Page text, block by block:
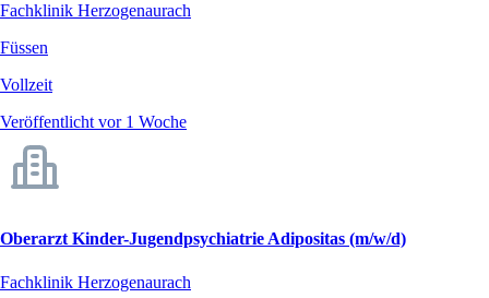
Fachklinik Herzogenaurach
Füssen
Vollzeit
Veröffentlicht vor 1 Woche
Oberarzt Kinder-Jugendpsychiatrie Adipositas (m/w/d)
Fachklinik Herzogenaurach